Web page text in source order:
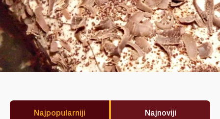
Najpopularniji Najnoviji